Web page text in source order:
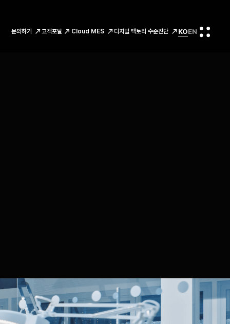
문의하기 고객포탈 Cloud MES 디지털 팩토리 수준진단 KOEN 전체메뉴